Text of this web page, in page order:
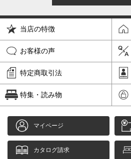
当店の特徴
お客様の声
特定商取引法
特集・読み物
マイページ
カタログ請求